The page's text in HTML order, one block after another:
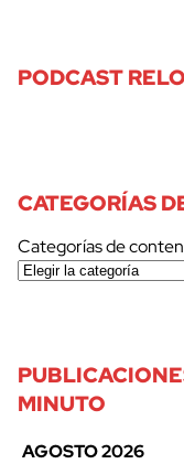
PODCAST
CATEGORÍAS
Categorías de
MINUTO
AGOSTO 2026